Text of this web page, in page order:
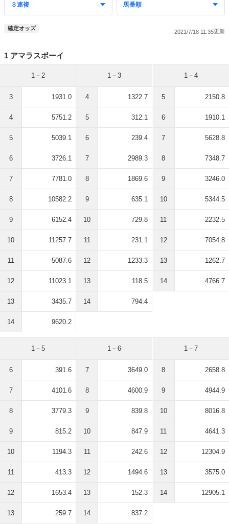
確定オッズ
2021/7/18 11:35
1 アマラスボーイ
1－2
3 1931.0
4 5751.2
5 5039.1
6 3726.1
7 7781.0
8 10582.2
9 6152.4
10 11257.7
11 5087.6
12 11023.1
13 3435.7
14 9620.2
1－3
4 1322.7
5 312.1
6 239.4
7 2989.3
8 1869.6
9 635.1
10 729.8
11 231.1
12 1233.3
13 118.5
14 794.4
1－4
5 2150.8
6 1910.1
7 5628.8
8 7348.7
9 3246.0
10 5344.5
11 2232.5
12 7054.8
13 1262.7
14 4766.7
1－5
6 391.6
7 4101.6
8 3779.3
9 815.2
10 1194.3
11 413.3
12 1653.4
13 259.7
1－6
7 3649.0
8 4600.9
9 839.8
10 847.9
11 242.6
12 1494.6
13 152.3
14 837.2
1－7
8 2658.8
9 4944.9
10 8016.8
11 4641.3
12 12304.9
13 3575.0
14 12905.1